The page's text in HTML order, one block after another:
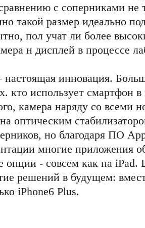
с соперниками не
такой размер идеально
пол учат ли более
н дисплей в процессе
инновация.
кто использует смартфон
камера наряду со всеми
оптическим
но благодаря ПО
многие приложения
опции - совсем как на iPad.
решений в будущем:
iPhone6 Plus.